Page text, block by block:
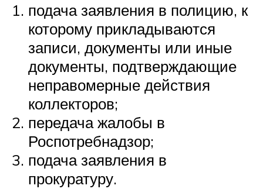
подача заявления в полицию, к
которому прикладываются
записи, документы или иные
документы, подтверждающие
неправомерные действия
коллекторов;
передача жалобы в
Роспотребнадзор;
подача заявления в
прокуратуру.